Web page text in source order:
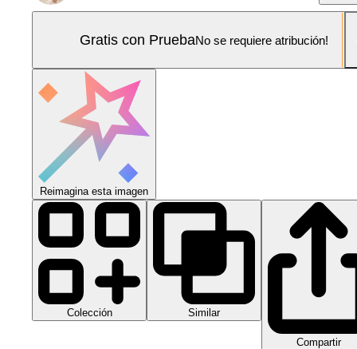
Gratis con PruebaNo se requiere atribución!
Reimagina esta imagen
Colección Similar
Compartir